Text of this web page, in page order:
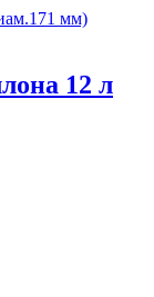
12 л